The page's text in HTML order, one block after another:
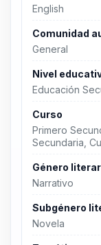
English
Comunidad
General
Nivel
Educación
Curso
Primero
Secundaria,
Género
Narrativo
Subgénero
Novela